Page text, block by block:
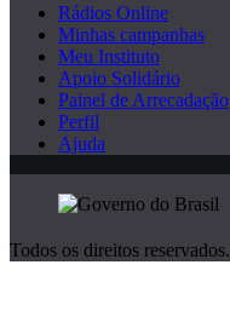
Rádios Online
Minhas campanhas
Meu Instituto
Apoio Solidário
Painel de Arrecadação
Perfil
Ajuda
Todos os direitos reservados.